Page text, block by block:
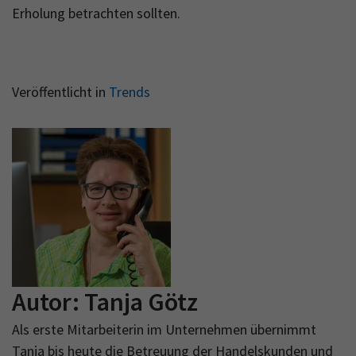
Erholung betrachten sollten.
Veröffentlicht in Trends
Autor: Tanja Götz
Als erste Mitarbeiterin im Unternehmen übernimmt
Tanja bis heute die Betreuung der Handelskunden und